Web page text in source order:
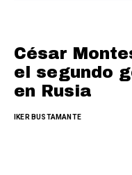
César
el segundo
en Rusia
IKER BUSTAMANTE